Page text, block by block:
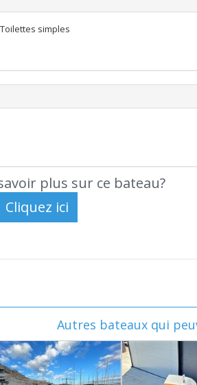
Toilettes simples
plus sur ce bateau?
Autres bateaux qui